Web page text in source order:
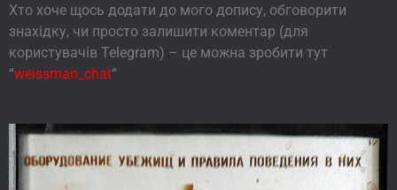
Хто хоче щось додати до мого допису, обговорити
знахідку, чи просто залишити коментар (для
користувачів Telegram) – це можна зробити тут
“weissman_chat“